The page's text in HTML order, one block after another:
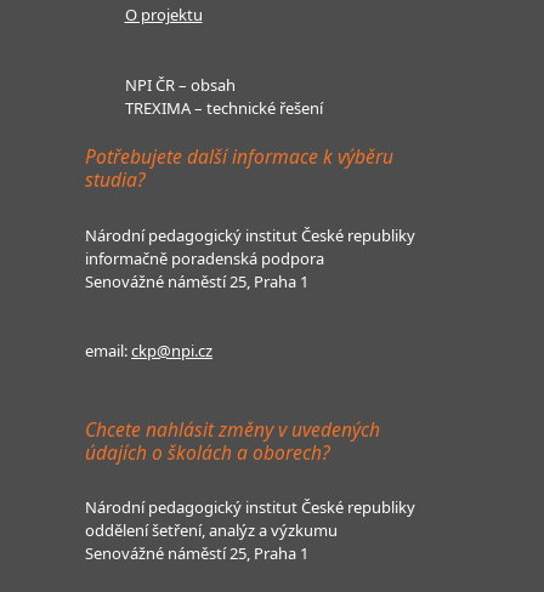
O projektu
NPI ČR – obsah
TREXIMA – technické řešení
Potřebujete další informace k výběru
studia?
Národní pedagogický institut České republiky
informačně poradenská podpora
Senovážné náměstí 25, Praha 1
email:ckp@npi.cz
Chcete nahlásit změny v uvedených
údajích o školách a oborech?
Národní pedagogický institut České republiky
oddělení šetření, analýz a výzkumu
Senovážné náměstí 25, Praha 1